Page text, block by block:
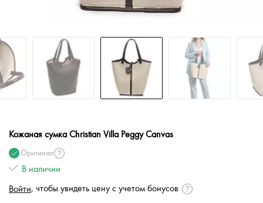
Кожаная сумка Christian Villa Peggy Canvas
Оригинал
В наличии
Войти, чтобы увидеть цену с учетом бонусов